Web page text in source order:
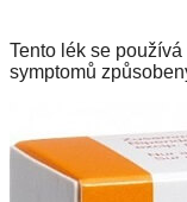
Tento lék se
symptomů